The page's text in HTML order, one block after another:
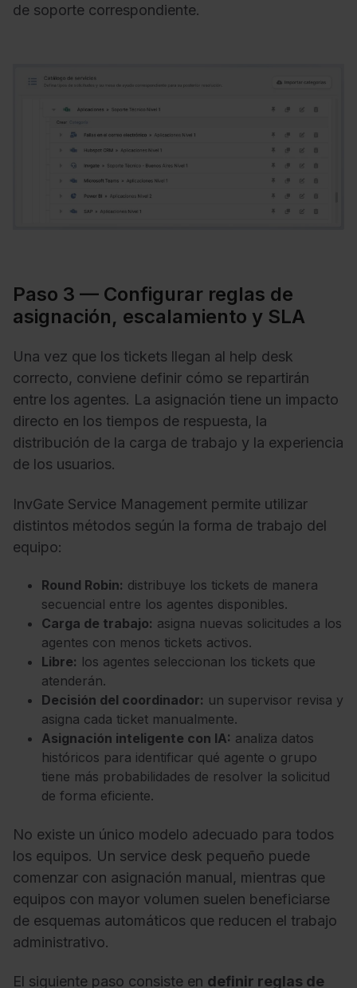
de soporte correspondiente.
Paso 3 — Configurar reglas de
asignación, escalamiento y SLA
Una vez que los tickets llegan al help desk
correcto, conviene definir cómo se repartirán
entre los agentes. La asignación tiene un impacto
directo en los tiempos de respuesta, la
distribución de la carga de trabajo y la experiencia
de los usuarios.
InvGate Service Management permite utilizar
distintos métodos según la forma de trabajo del
equipo:
Round Robin: distribuye los tickets de manera
secuencial entre los agentes disponibles.
Carga de trabajo: asigna nuevas solicitudes a los
agentes con menos tickets activos.
Libre: los agentes seleccionan los tickets que
atenderán.
Decisión del coordinador: un supervisor revisa y
asigna cada ticket manualmente.
Asignación inteligente con IA: analiza datos
históricos para identificar qué agente o grupo
tiene más probabilidades de resolver la solicitud
de forma eficiente.
No existe un único modelo adecuado para todos
los equipos. Un service desk pequeño puede
comenzar con asignación manual, mientras que
equipos con mayor volumen suelen beneficiarse
de esquemas automáticos que reducen el trabajo
administrativo.
El siguiente paso consiste en definir reglas de